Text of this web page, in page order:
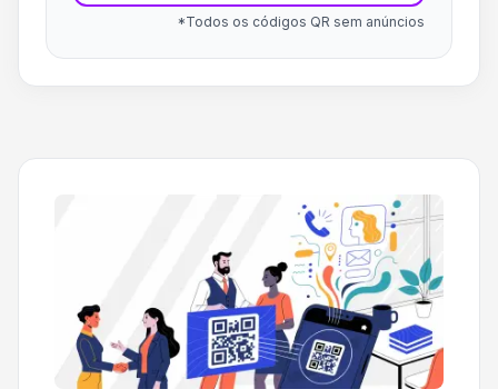
*Todos os códigos QR sem anúncios